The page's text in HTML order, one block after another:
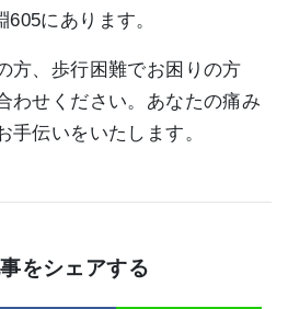
にあります。
方、歩行困難でお困りの方
わせください。あなたの痛み
手伝いをいたします。
をシェアする